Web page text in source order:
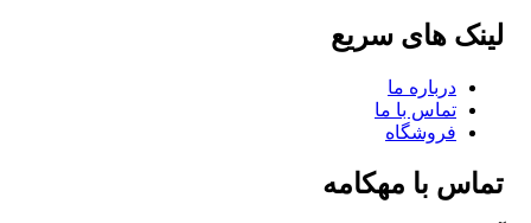
لینک های سریع
درباره ما
تماس با ما
فروشگاه
تماس با مهکامه